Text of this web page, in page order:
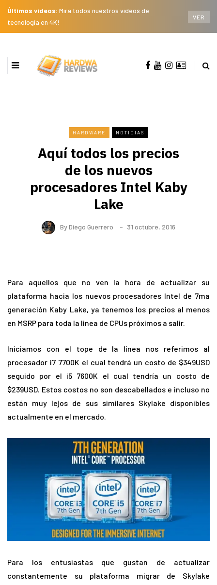
Últimos videos: Mira todos nuestros videos de
tecnología en 4K!
VER
HARDWARE NOTICIAS
Aquí todos los precios
de los nuevos
procesadores Intel Kaby
Lake
ByDiego Guerrero 31 octubre, 2016
Para aquellos que no ven la hora de actualizar su
plataforma hacia los nuevos procesadores Intel de 7ma
generación Kaby Lake, ya tenemos los precios al menos
en MSRP para toda la linea de CPUs próximos a salir.
Iniciamos con el tope de la línea nos referimos al
procesador i7 7700K el cual tendrá un costo de $349USD
seguido por el i5 7600K el cual tendría un costo de
$239USD. Estos costos no son descabellados e incluso no
están muy lejos de sus similares Skylake disponibles
actualmente en el mercado.
Para los entusiastas que gustan de actualizar
constantemente su plataforma migrar de Skylake